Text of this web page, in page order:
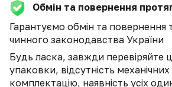
Обмін та повернення
Гарантуємо обмін та повернення
чинного законодавства України
Будь ласка, завжди перевіряйте
упаковки, відсутність
комплектацію, наявність усіх